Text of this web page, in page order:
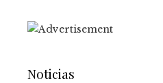
Noticias